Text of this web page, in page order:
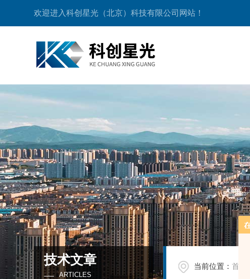
欢迎进入科创星光（北京）科技有限公司网站！
技术文章
ARTICLES
当前位置：首页